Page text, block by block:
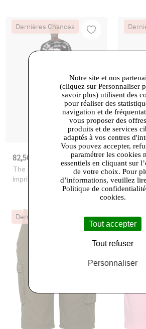
Dernières Chances
82,50 € 165,00 €
The Kooples
- Short
imprime ecru green
45,00
The
Dernières Chances
Notre site et nos
(cliquez sur Personnaliser
savoir plus) utilisent des
pour réaliser des
navigation et de
vous proposer des
produits et de services
adaptés à vos centres
Vous pouvez accepter,
paramétrer les cookies
essentiels en cliquant sur
de votre choix. Pour
d’informations, veuillez
Politique de
cookies.
Tout accepter
Tout refuser
Personnaliser